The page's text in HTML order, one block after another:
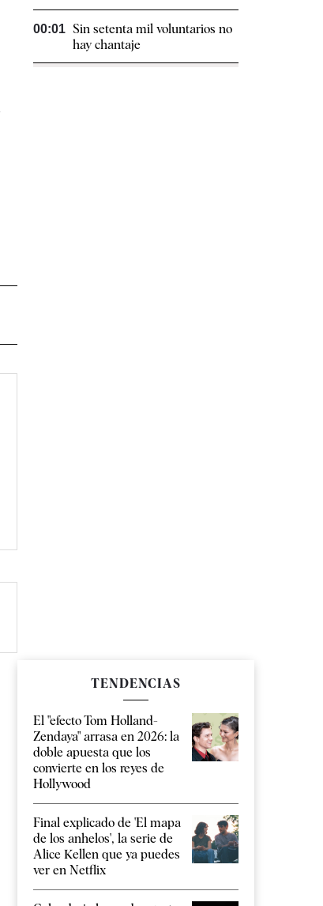
00:01 Sin setenta mil voluntarios no
hay chantaje
TENDENCIAS
El "efecto Tom Holland-
Zendaya" arrasa en 2026: la
doble apuesta que los
convierte en los reyes de
Hollywood
Final explicado de 'El mapa
de los anhelos', la serie de
Alice Kellen que ya puedes
ver en Netflix